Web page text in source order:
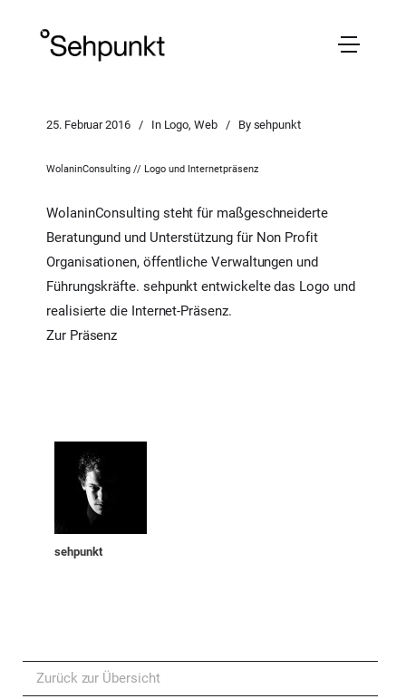
25. Februar 2016 In Logo,Web By sehpunkt
WolaninConsulting // Logo und Internetpräsenz
WolaninConsulting steht für maßgeschneiderte
Beratungund und Unterstützung für Non Profit
Organisationen, öffentliche Verwaltungen und
Führungskräfte. sehpunkt entwickelte das Logo und
realisierte die Internet-Präsenz.
Zur Präsenz
sehpunkt
Zurück zur Übersicht